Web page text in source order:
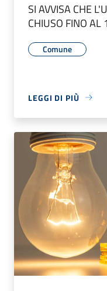
SI AVVISA CHE
CHIUSO FINO AL
Comune
LEGGI DI PIÙ